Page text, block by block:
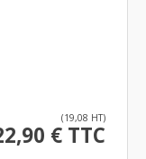
(19,08 HT)
€ TTC